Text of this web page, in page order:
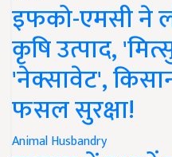
इफको-एमसी ने
कृषि उत्पाद,
'नेक्सावेट',
फसल सुरक्षा!
Animal Husbandry